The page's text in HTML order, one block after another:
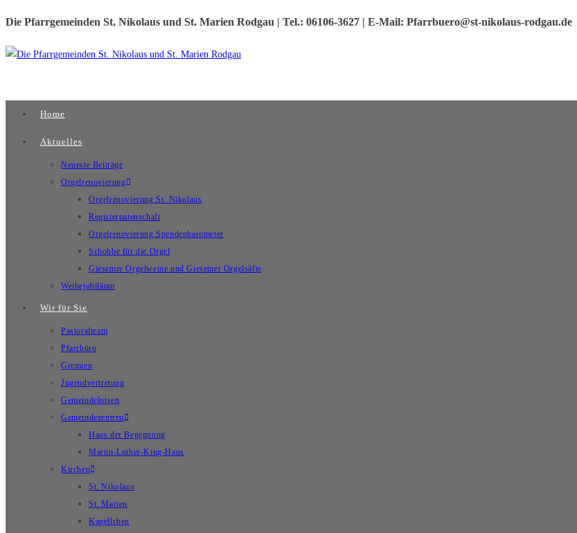
Die Pfarrgemeinden St. Nikolaus und St. Marien Rodgau | Tel.: 06106-3627 | E-Mail: Pfarrbuero@st-nikolaus-rodgau.de
Home
Aktuelles
Neueste Beiträge
Orgelrenovierung
Orgelrenovierung St. Nikolaus
Registerpatenschaft
Orgelrenovierung Spendenbarometer
Schobbe für die Orgel
Giesemer Orgelweine und Giesemer Orgelsäfte
Weihejubiläum
Wir für Sie
Pastoralteam
Pfarrbüro
Gremien
Jugendvertretung
Gemeindelotsen
Gemeindezentren
Haus der Begegnung
Martin-Luther-King-Haus
Kirchen
St. Nikolaus
St. Marien
Kapellchen